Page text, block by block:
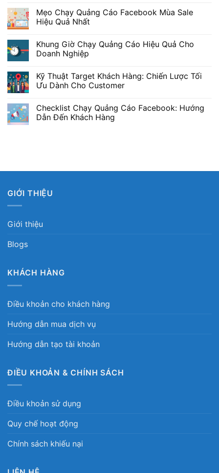
Mẹo Chạy Quảng Cáo Facebook Mùa Sale
Hiệu Quả Nhất
Khung Giờ Chạy Quảng Cáo Hiệu Quả Cho
Doanh Nghiệp
Kỹ Thuật Target Khách Hàng: Chiến Lược Tối
Ưu Dành Cho Customer
Checklist Chạy Quảng Cáo Facebook: Hướng
Dẫn Đến Khách Hàng
GIỚI THIỆU
Giới thiệu
Blogs
KHÁCH HÀNG
Điều khoản cho khách hàng
Hướng dẫn mua dịch vụ
Hướng dẫn tạo tài khoản
ĐIỀU KHOẢN & CHÍNH SÁCH
Điều khoản sử dụng
Quy chế hoạt động
Chính sách khiếu nại